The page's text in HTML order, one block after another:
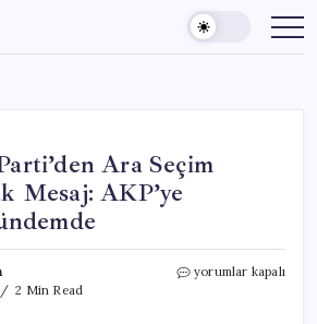
Ara Seçim
Mesaj: AKP’ye
2 Min Read
CHP
yorumlar kapalı